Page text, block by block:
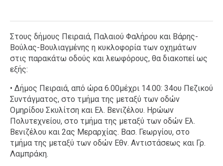
Στους δήμους Πειραιά, Παλαιού Φαλήρου και Βάρης-
Βούλας-Βουλιαγμένης η κυκλοφορία των οχημάτων
στις παρακάτω οδούς και λεωφόρους, θα διακοπεί ως
εξής:
• Δήμος Πειραιά, από ώρα 6.00μέχρι 14.00: 34ου Πεζικού
Συντάγματος, στο τμήμα της μεταξύ των οδών
Ομηρίδου Σκυλίτση και Ελ. Βενιζέλου. Ηρώων
Πολυτεχνείου, στο τμήμα της μεταξύ των οδών Ελ.
Βενιζέλου και 2ας Μεραρχίας. Βασ. Γεωργίου, στο
τμήμα της μεταξύ των οδών Εθν. Αντιστάσεως και Γρ.
Λαμπράκη.